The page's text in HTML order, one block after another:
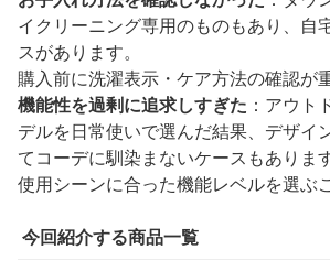
イクリーニング専用のものもあり、自
スがあります。
購入前に洗濯表示・ケア方法の確認が
機能性を過剰に追求しすぎた ：アウト
デルを日常使いで選んだ結果、デザイ
てコーデに馴染まないケースもあります
使用シーンに合った機能レベルを選ぶ
今回紹介する商品一覧